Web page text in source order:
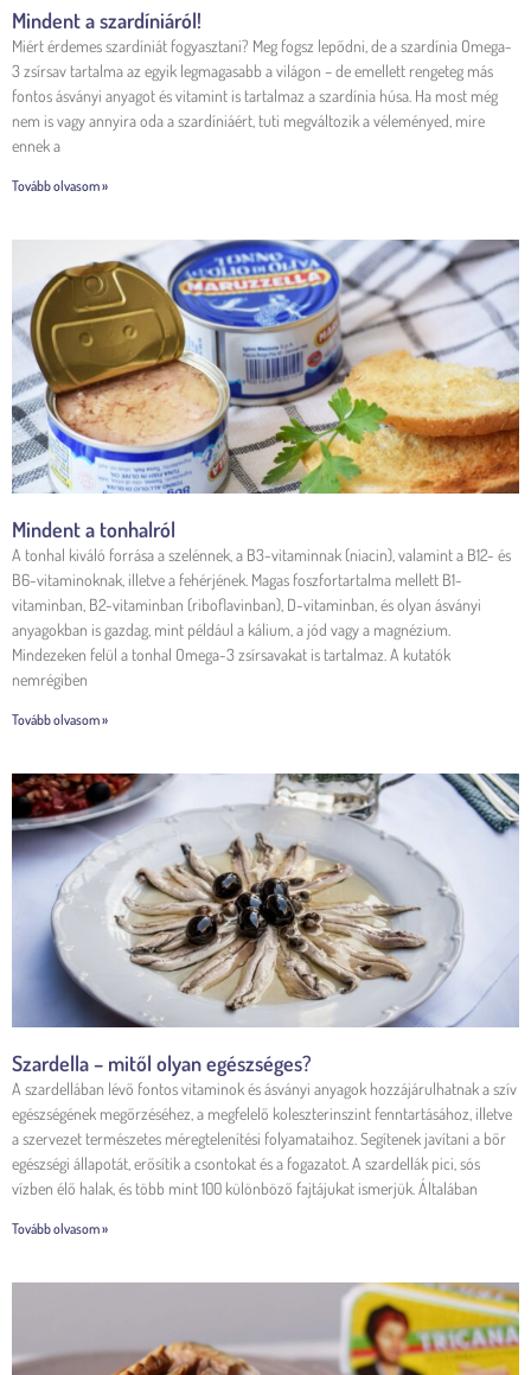
Mindent a szardíniáról!
Miért érdemes szardíniát fogyasztani? Meg fogsz lepődni, de a szardínia Omega-
3 zsírsav tartalma az egyik legmagasabb a világon – de emellett rengeteg más
fontos ásványi anyagot és vitamint is tartalmaz a szardínia húsa. Ha most még
nem is vagy annyira oda a szardíniáért, tuti megváltozik a véleményed, mire
ennek a
Tovább olvasom »
Mindent a tonhalról
A tonhal kiváló forrása a szelénnek, a B3-vitaminnak (niacin), valamint a B12- és
B6-vitaminoknak, illetve a fehérjének. Magas foszfortartalma mellett B1-
vitaminban, B2-vitaminban (riboflavinban), D-vitaminban, és olyan ásványi
anyagokban is gazdag, mint például a kálium, a jód vagy a magnézium.
Mindezeken felül a tonhal Omega-3 zsírsavakat is tartalmaz. A kutatók
nemrégiben
Tovább olvasom »
Szardella – mitől olyan egészséges?
A szardellában lévő fontos vitaminok és ásványi anyagok hozzájárulhatnak a szív
egészségének megőrzéséhez, a megfelelő koleszterinszint fenntartásához, illetve
a szervezet természetes méregtelenítési folyamataihoz. Segítenek javítani a bőr
egészségi állapotát, erősítik a csontokat és a fogazatot. A szardellák pici, sós
vízben élő halak, és több mint 100 különböző fajtájukat ismerjük. Általában
Tovább olvasom »